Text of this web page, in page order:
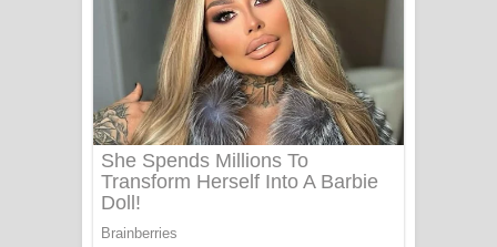
ලංවීලා ගීතයේ පද පෙළ
Ala purannata Song Lyrics - ආල
පුරන්නට ගීතයේ පද පෙළ
FEVER DREAM Lyrics - Alex Warren